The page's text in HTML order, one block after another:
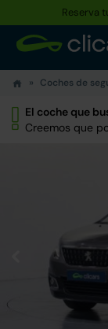
Reserva
Coches de
El coche que
Creemos que